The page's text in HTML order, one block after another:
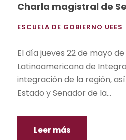
Charla magistral de
ESCUELA DE GOBIERNO UEES
El día jueves 22 de mayo
Latinoamericana de
integración de la región,
Estado y Senador de la...
Leer más